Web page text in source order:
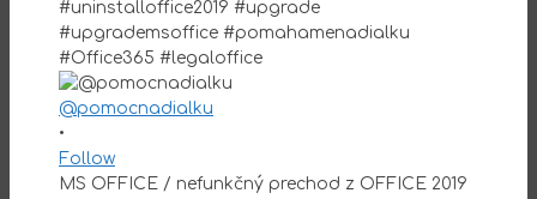
@pomocnadialku
•
Follow
MS OFFICE / nefunkčný prechod z OFFICE 2019